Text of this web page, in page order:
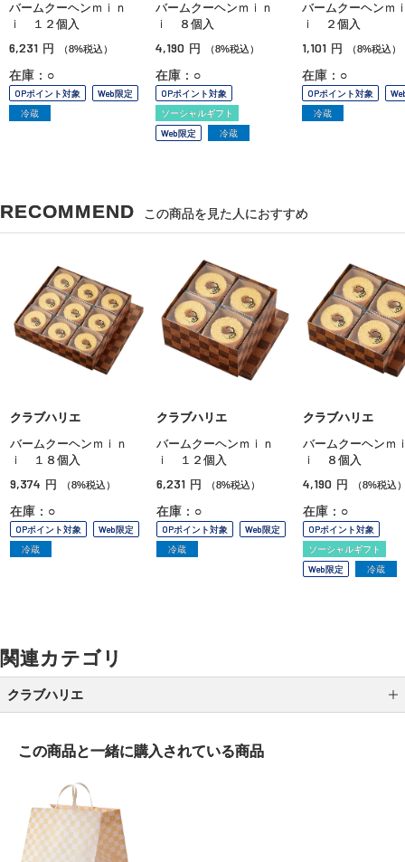
バームクーヘンｍｉｎ
ｉ １２個入
6,231 円 （8%税込）
在庫：○
OPポイント対象
Web限定
冷蔵
バームクーヘンｍｉｎ
ｉ ８個入
4,190 円 （8%税込）
在庫：○
OPポイント対象
ソーシャルギフト
Web限定
冷蔵
バームクーヘンｍ
ｉ ２個入
1,101 円 （8%税込）
在庫：○
OPポイント対象
冷蔵
RECOMMEND この商品を見た人におすすめ
クラブハリエ
バームクーヘンｍｉｎ
ｉ １８個入
9,374 円 （8%税込）
在庫：○
OPポイント対象
Web限定
冷蔵
クラブハリエ
バームクーヘンｍｉｎ
ｉ １２個入
6,231 円 （8%税込）
在庫：○
OPポイント対象
Web限定
冷蔵
クラブハリエ
バームクーヘンｍ
ｉ ８個入
4,190 円 （8%税込
在庫：○
OPポイント対象
ソーシャルギフト
Web限定
冷蔵
関連カテゴリ
クラブハリエ
季節限定（クラブハリエ）
父の日専用届け
この商品と一緒に購入されている商品